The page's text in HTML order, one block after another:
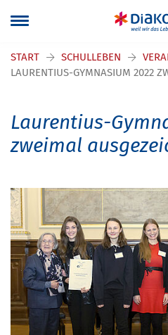
START SCHULLEBEN
LAURENTIUS-GYMNASIUM 2022
Laurentius-
zweimal